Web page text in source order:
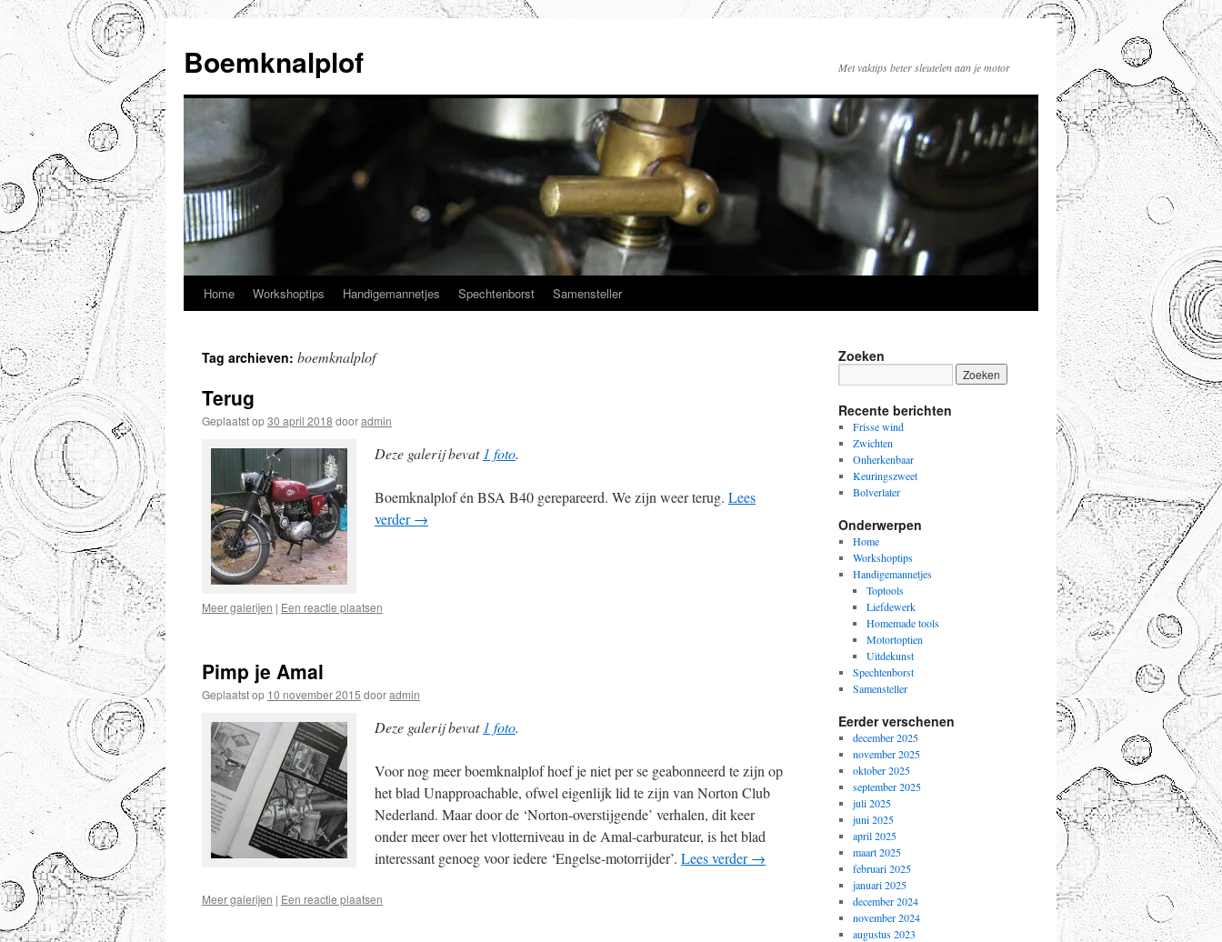
de
inhoud
Boemknalplof Met vaktips beter sleutelen aan je motor
Home Workshoptips Handigemannetjes Spechtenborst Samensteller
Tag archieven: boemknalplof
Terug
Geplaatst op30 april 2018 dooradmin
Deze galerij bevat 1 foto.
Boemknalplof én BSA B40 gerepareerd. We zijn weer terug. Lees
verder→
Meer galerijen | Een reactie plaatsen
Pimp je Amal
Geplaatst op 10 november 2015 dooradmin
Deze galerij bevat 1 foto.
Voor nog meer boemknalplof hoef je niet per se geabonneerd te zijn op
het blad Unapproachable, ofwel eigenlijk lid te zijn van Norton Club
Nederland. Maar door de ‘Norton-overstijgende’ verhalen, dit keer
onder meer over het vlotterniveau in de Amal-carburateur, is het blad
interessant genoeg voor iedere ‘Engelse-motorrijder’. Lees verder→
Meer galerijen | Een reactie plaatsen
Zoeken
Recente berichten
Frisse wind
Zwichten
Onherkenbaar
Keuringszweet
Bolverlater
Onderwerpen
Home
Workshoptips
Handigemannetjes
Toptools
Liefdewerk
Homemade tools
Motortoptien
Uitdekunst
Spechtenborst
Samensteller
Eerder verschenen
december 2025
november 2025
oktober 2025
september 2025
juli 2025
juni 2025
april 2025
maart 2025
februari 2025
januari 2025
december 2024
november 2024
augustus 2023